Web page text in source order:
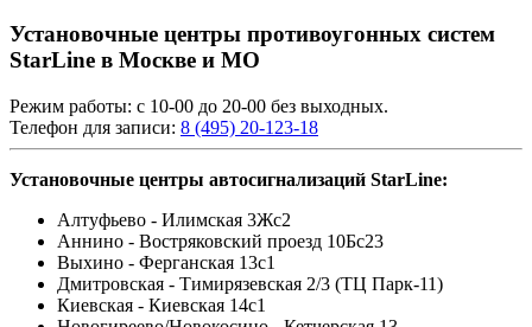
Установочные центры противоугонных систем
StarLine в Москве и МО
Режим работы: с 10-00 до 20-00 без выходных.
Телефон для записи: 8 (495) 20-123-18
Установочные центры автосигнализаций StarLine:
Алтуфьево - Илимская 3Жс2
Аннино - Востряковский проезд 10Бс23
Выхино - Ферганская 13с1
Дмитровская - Тимирязевская 2/3 (ТЦ Парк-11)
Киевская - Киевская 14с1